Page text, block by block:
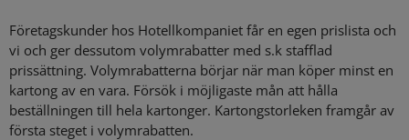
Företagskunder hos Hotellkompaniet får en egen prislista och
vi och ger dessutom volymrabatter med s.k stafflad
prissättning. Volymrabatterna börjar när man köper minst en
kartong av en vara. Försök i möjligaste mån att hålla
beställningen till hela kartonger. Kartongstorleken framgår av
första steget i volymrabatten.